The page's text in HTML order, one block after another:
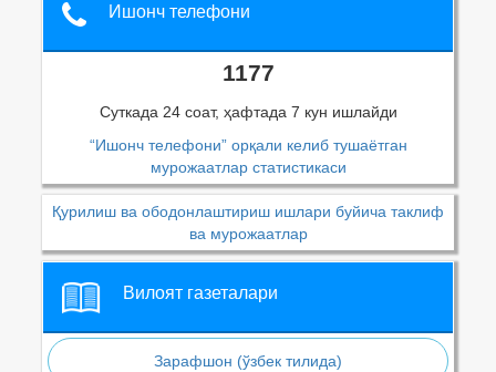
Ишонч телефони
1177
Суткада 24 соат, ҳафтада 7 кун ишлайди
“Ишонч телефони” орқали келиб тушаётган
мурожаатлар статистикаси
Қурилиш ва ободонлаштириш ишлари буйича таклиф
ва мурожаатлар
Вилоят газеталари
Зарафшон (ўзбек тилида)